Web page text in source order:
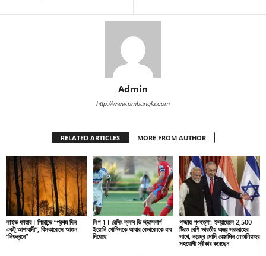
Admin
http://www.pmbangla.com
RELATED ARTICLES MORE FROM AUTHOR
লাইভ ফায়ার। গিরোন্ডে “প্রথম দিন
একটু আশাবাদী”, বিসকারোসে আগুন
“নিয়ন্ত্রনে”
লিগ 1। রেসিং ক্লাব ডি স্ট্রাসবার্গ
ইয়োনি গোমিসকে আবার বেভারেনকে ধার
দিয়েছে
গাজায় গণহত্যা: ইস্রায়েলে 2,500
টিরও বেশি ভারতীয় অস্ত্র সরবরাহের
সাথে, নরেন্দ্র মোদি বেঞ্জামিন নেতানিয়াহুর
সহযোগী স্বীকার করেছেন